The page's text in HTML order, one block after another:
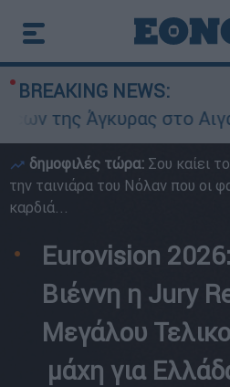
BREAKING NEWS:
στο Αιγαίο: Εικονική
δημοφιλές τώρα: Σου καίει
την ταινιάρα του Νόλαν που οι
καρδιά...
Eurovision
Βιέννη η Jury
Μεγάλου
μάχη για